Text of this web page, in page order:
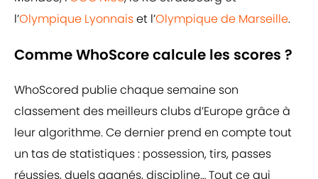
l’Olympique Lyonnaiset l’Olympique de Marseille.
Comme WhoScore calcule les scores ?
WhoScored publie chaque semaine son
classement des meilleurs clubs d’Europe grâce à
leur algorithme. Ce dernier prend en compte tout
un tas de statistiques : possession, tirs, passes
réussies, duels gagnés, discipline… Tout ce qui